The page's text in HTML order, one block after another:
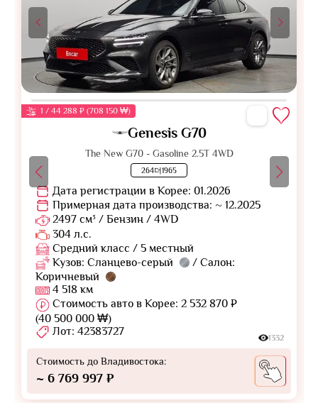
1 / 44 288 ₽ (708 150 ₩)
Genesis G70
The New G70 - Gasoline 2.5T 4WD
264더1965
Дата регистрации в Корее: 01.2026
Примерная дата производства: ~ 12.2025
2497 см³ / Бензин / 4WD
304 л.с.
Средний класс / 5 местный
Кузов: Сланцево-серый
/ Салон:
Коричневый
4 518 км
Стоимость авто в Корее: 2 532 870 ₽
(40 500 000 ₩)
Лот: 42383727
1332
Стоимость до Владивостока:
~ 6 769 997 ₽